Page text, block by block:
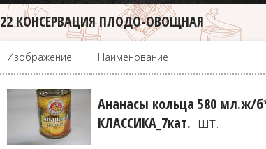
22 КОНСЕРВАЦИЯ ПЛОДО-ОВОЩНАЯ
Изображение Наименование
Ананасы кольца 580 мл.ж/
КЛАССИКА_7кат. шт.